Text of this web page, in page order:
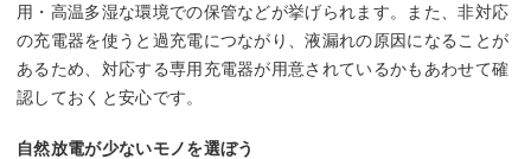
用・高温多湿な環境での保管などが挙げられます。また、非対応
の充電器を使うと過充電につながり、液漏れの原因になることが
あるため、対応する専用充電器が用意されているかもあわせて確
認しておくと安心です。
自然放電が少ないモノを選ぼう